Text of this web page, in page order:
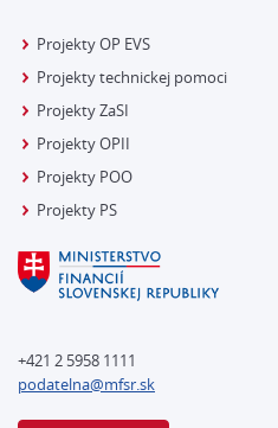
Projekty OP EVS
Projekty technickej pomoci
Projekty ZaSI
Projekty OPII
Projekty POO
Projekty PS
+421 2 5958 1111
podatelna@mfsr.sk